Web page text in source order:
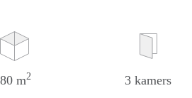
80 m2 3 kamers